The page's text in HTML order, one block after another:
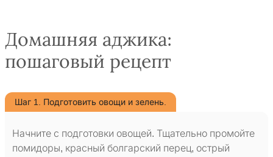
Домашняя аджика:
пошаговый рецепт
Шаг 1. Подготовить овощи и зелень.
Начните с подготовки овощей. Тщательно промойте
помидоры, красный болгарский перец, острый